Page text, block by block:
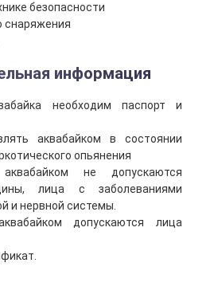
безопасности
снаряжения
информация
необходим паспорт и
аквабайком в состоянии
опьянения
не допускаются
лица с заболеваниями
и нервной системы.
допускаются лица